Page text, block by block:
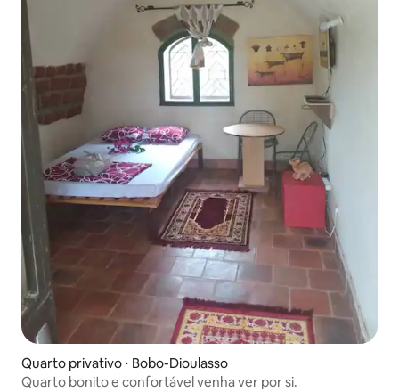
Quarto privativo ⋅ Bobo-Dioulasso
Quarto bonito e confortável venha ver por si.